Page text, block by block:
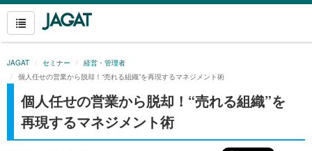
JAGAT セミナー
経営・管理者
個人任せの営業から脱却！“売れる組織”を再現するマネジメント術
個人任せの営業から脱却！“売れる組織”を
再現するマネジメント術